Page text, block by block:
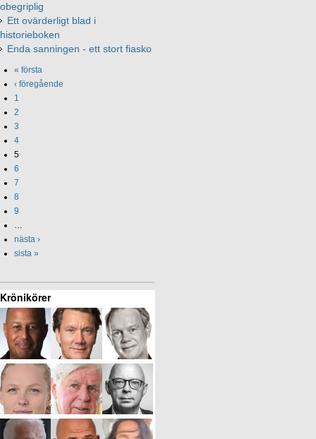
obegriplig
Ett ovärderligt blad i
historieboken
Enda sanningen - ett stort fiasko
« första
‹ föregående
1
2
3
4
5
6
7
8
9
…
nästa ›
sista »
Krönikörer